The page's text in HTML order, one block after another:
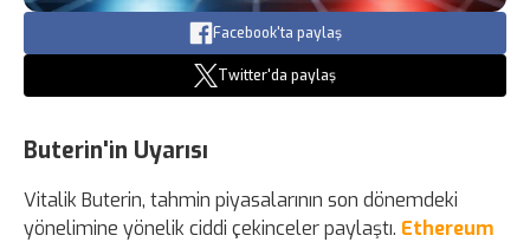
Facebook'ta paylaş
Twitter'da paylaş
Buterin'in Uyarısı
Vitalik Buterin, tahmin piyasalarının son dönemdeki
yönelimine yönelik ciddi çekinceler paylaştı. Ethereum